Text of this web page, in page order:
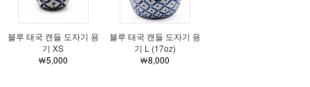
블루 태국 캔들 도자기 용
기 XS
￦5,000
블루 태국 캔들 도자기 용
기 L (17oz)
￦8,000